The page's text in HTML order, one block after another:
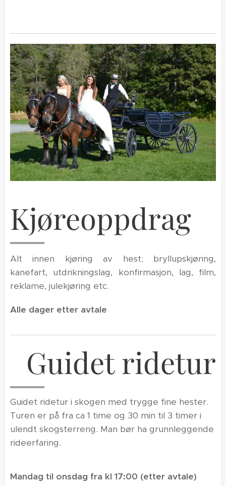
Kjøreoppdrag
Alt innen kjøring av hest; bryllupskjøring,
kanefart, utdrikningslag, konfirmasjon, lag, film,
reklame, julekjøring etc.
Alle dager etter avtale
Guidet ridetur
Guidet ridetur i skogen med trygge fine hester.
Turen er på fra ca 1 time og 30 min til 3 timer i
ulendt skogsterreng. Man bør ha grunnleggende
rideerfaring.
Mandag til onsdag fra kl 17:00 (etter avtale)